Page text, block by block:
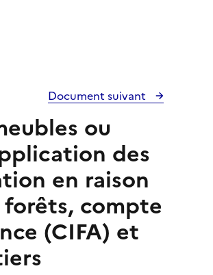
Document suivant
ou
des
en raison
compte
(CIFA) et